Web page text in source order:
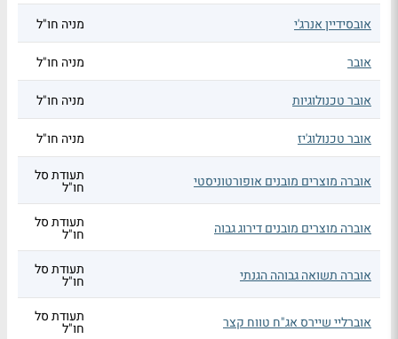
אובסידיין אנרג'י מניה חו"ל
אובר מניה חו"ל
אובר טכנולוגיות מניה חו"ל
אובר טכנולוג'יז מניה חו"ל
אוברה מוצרים מובנים אופורטוניסטי תעודת סל
חו"ל
אוברה מוצרים מובנים דירוג גבוה תעודת סל
חו"ל
אוברה תשואה גבוהה הגנתי תעודת סל
חו"ל
אוברליי שיירס אג"ח טווח קצר תעודת סל
חו"ל